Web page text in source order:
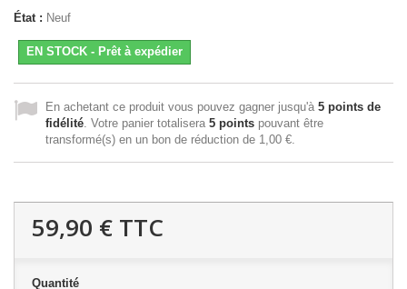
État : Neuf
EN STOCK - Prêt à expédier
En achetant ce produit vous pouvez gagner jusqu'à 5 points de
fidélité . Votre panier totalisera 5 points pouvant être
transformé(s) en un bon de réduction de 1,00 €
59,90 € TTC
Quantité